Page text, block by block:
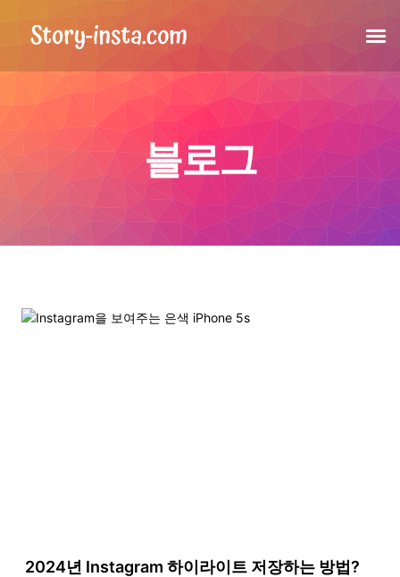
스토리
하이라이트
블로그
블로그
2024년 Instagram 하이라이트 저장하는 방법?